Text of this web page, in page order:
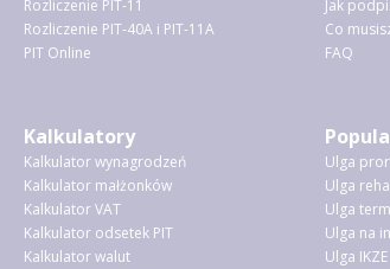
Rozliczenie PIT-11
Rozliczenie PIT-40A i PIT-11A
PIT Online
Jak
Co
FAQ
Kalkulatory
Kalkulator wynagrodzeń
Kalkulator małżonków
Kalkulator VAT
Kalkulator odsetek PIT
Kalkulator walut
Ulga
Ulga
Ulga
Ulga na
Ulga IKZE